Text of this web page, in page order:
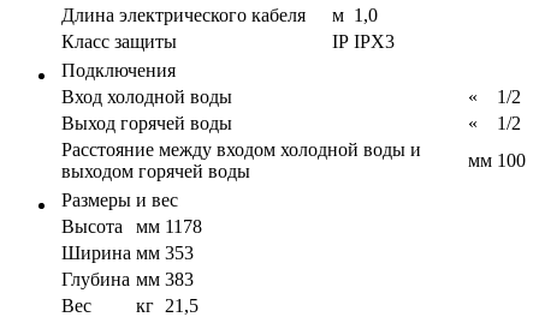
Длина электрического кабеля
м 1,0
Класс защиты
IP IPX3
Подключения
Вход холодной воды
«
1/2
Выход горячей воды
«
1/2
Расстояние между входом холодной воды и
выходом горячей воды
мм 100
Размеры и вес
Высота
мм 1178
Ширина мм 353
Глубина мм 383
Вес
кг 21,5